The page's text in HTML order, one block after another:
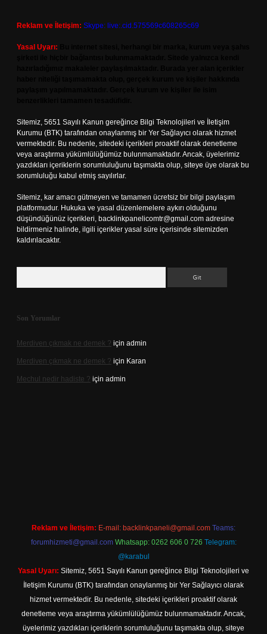
Reklam ve İletişim: Skype: live:.cid.575569c608265c69
Yasal Uyarı:
Sitemiz, 5651 Sayılı Kanun gereğince Bilgi Teknolojileri ve İletişim
Kurumu (BTK) tarafından onaylanmış bir Yer Sağlayıcı olarak hizmet
vermektedir. Bu nedenle, sitedeki içerikleri proaktif olarak denetleme
veya araştırma yükümlülüğümüz bulunmamaktadır. Ancak, üyelerimiz
yazdıkları içeriklerin sorumluluğunu taşımakta olup, siteye üye olarak bu
sorumluluğu kabul etmiş sayılırlar.
Sitemiz, kar amacı gütmeyen ve tamamen ücretsiz bir bilgi paylaşım
platformudur. Hukuka ve yasal düzenlemelere aykırı olduğunu
düşündüğünüz içerikleri, backlinkpanelicomtr@gmail.com adresine
bildirmeniz halinde, ilgili içerikler yasal süre içerisinde sitemizden
kaldırılacaktır.
Son Yorumlar
Merdiven çıkmak ne demek ? için admin
Merdiven çıkmak ne demek ? için Karan
Mechul nedir hadiste ? için admin
Reklam ve İletişim: E-mail: backlinkpaneli@gmail.com Teams:
forumhizmeti@gmail.com Whatsapp: 0262 606 0 726 Telegram:
@karabul
Yasal Uyarı: Sitemiz, 5651 Sayılı Kanun gereğince Bilgi Teknolojileri ve
İletişim Kurumu (BTK) tarafından onaylanmış bir Yer Sağlayıcı olarak
hizmet vermektedir. Bu nedenle, sitedeki içerikleri proaktif olarak
denetleme veya araştırma yükümlülüğümüz bulunmamaktadır. Ancak,
üyelerimiz yazdıkları içeriklerin sorumluluğunu taşımakta olup, siteye